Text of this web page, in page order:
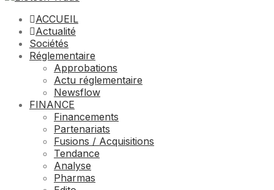
ACCUEIL
Actualité
Sociétés
Réglementaire
Approbations
Actu réglementaire
Newsflow
FINANCE
Financements
Partenariats
Fusions / Acquisitions
Tendance
Analyse
Pharmas